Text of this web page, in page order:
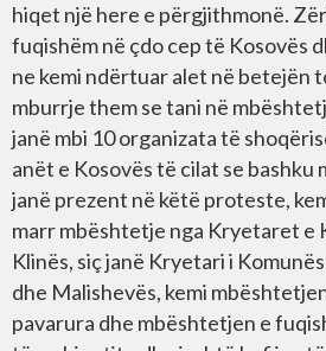
hiqet një here e përgjithmonë.
fuqishëm në çdo cep të Kosovës
ne kemi ndërtuar alet në betejën
mburrje them se tani në
janë mbi 10 organizata të
anët e Kosovës të cilat se bashku
janë prezent në këtë proteste,
marr mbështetje nga Kryetaret e
Klinës, siç janë Kryetari i
dhe Malishevës, kemi
pavarura dhe mbështetjen e